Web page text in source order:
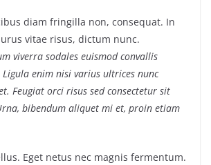
diam fringilla non, consequat. In
vitae risus, dictum nunc.
viverra sodales euismod convallis
enim nisi varius ultrices nunc
Feugiat orci risus sed consectetur sit
bibendum aliquet mi et, proin etiam
Eget netus nec magnis fermentum.